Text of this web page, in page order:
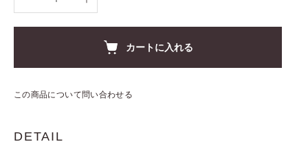
カートに入れる
この商品について問い合わせる
DETAIL